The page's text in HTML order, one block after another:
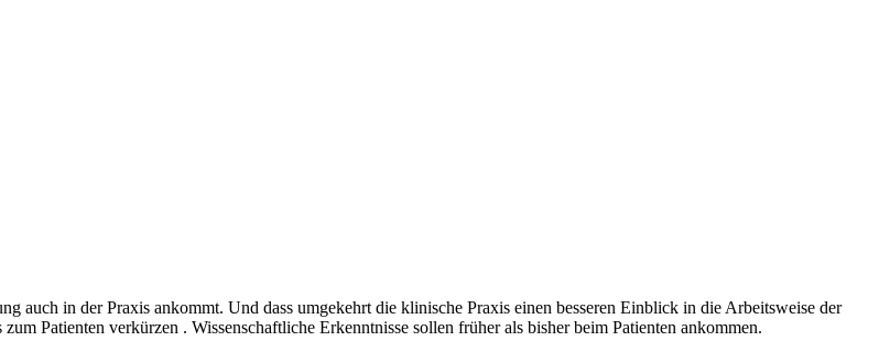
auch in der Praxis ankommt. Und dass umgekehrt die klinische Praxis einen besseren Einblick in die Arbeitsweise der
Patienten verkürzen . Wissenschaftliche Erkenntnisse sollen früher als bisher beim Patienten ankommen.